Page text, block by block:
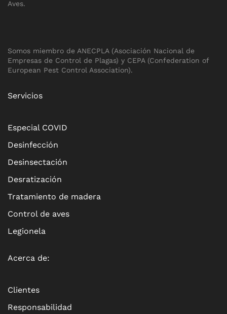
Aves.
Somos miembro de ANECPLA (Asociación Nacional de
Empresas de Control de Plagas) y CEPA (Confederation of
European Pest Control Association).
Servicios
Especial COVID
Desinfección
Desinsectación
Desratización
Tratamiento de madera
Control de aves
Legionela
Acerca de:
Clientes
Responsabilidad